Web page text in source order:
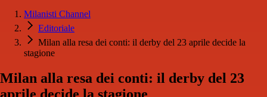
Milanisti Channel
Editoriale
Milan alla resa dei conti: il derby del 23 aprile decide la
stagione
Milan alla resa dei conti: il derby del 23